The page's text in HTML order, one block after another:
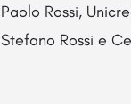
Paolo Rossi,
Stefano Rossi e